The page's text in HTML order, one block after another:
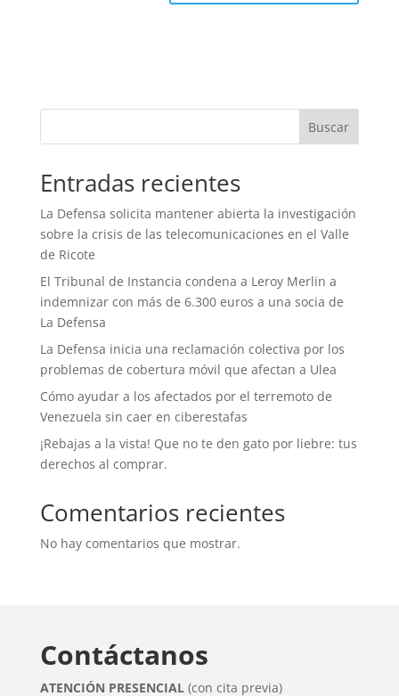
Buscar
Entradas recientes
La Defensa solicita mantener abierta la investigación
sobre la crisis de las telecomunicaciones en el Valle
de Ricote
El Tribunal de Instancia condena a Leroy Merlin a
indemnizar con más de 6.300 euros a una socia de
La Defensa
La Defensa inicia una reclamación colectiva por los
problemas de cobertura móvil que afectan a Ulea
Cómo ayudar a los afectados por el terremoto de
Venezuela sin caer en ciberestafas
¡Rebajas a la vista! Que no te den gato por liebre: tus
derechos al comprar.
Comentarios recientes
No hay comentarios que mostrar.
Contáctanos
ATENCIÓN PRESENCIAL (con cita previa)